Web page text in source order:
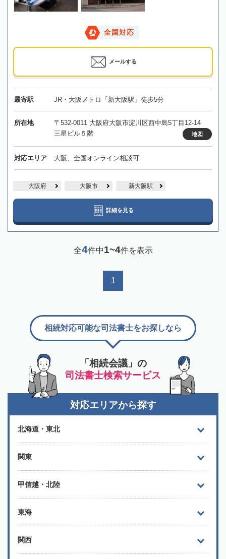
全国対応
メールする
最寄駅 JR・大阪メトロ「新大阪駅」徒歩5分
所在地
〒532-0011 大阪府大阪市淀川区西中島5丁目12-14
三星ビル５階
地図
対応エリア 大阪、全国オンライン相談可
大阪府 大阪市 新大阪駅
詳細を見る
全4件中1~4件を表示
1
「相続会議」の
司法書士検索サービス
相続対応可能な司法書士をお探しなら
対応エリアから探す
北海道・東北
関東
甲信越・北陸
東海
関西